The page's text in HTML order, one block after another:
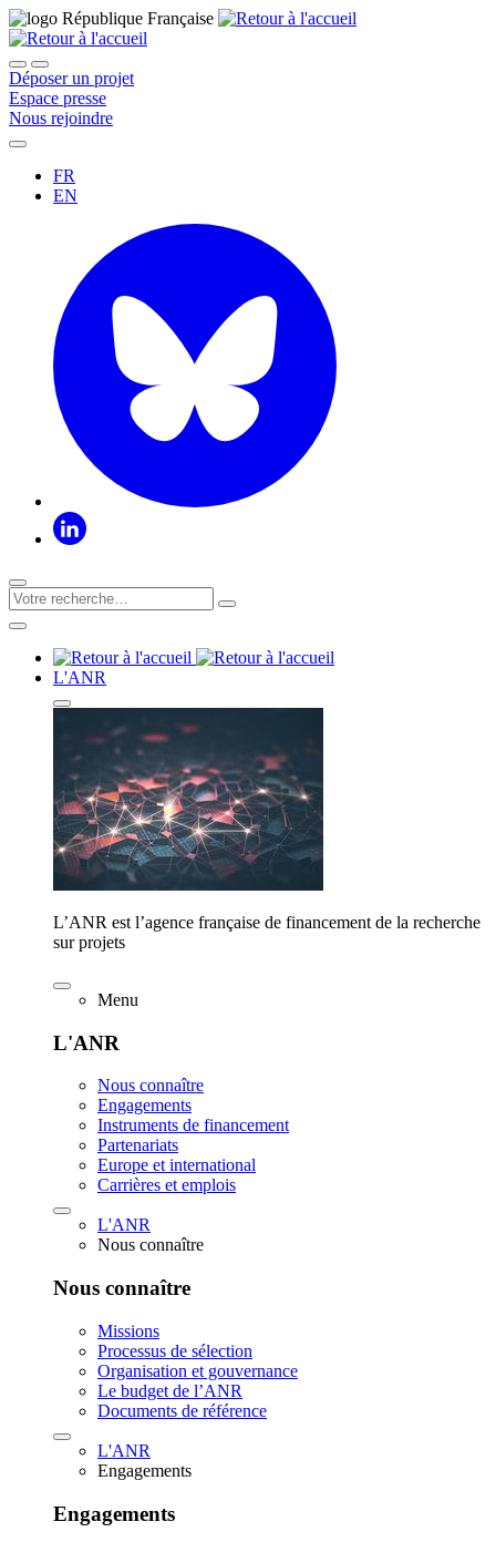
Déposer un projet
Espace presse
Nous rejoindre
FR
EN
L'ANR
L’ANR est l’agence française de financement de la recherche
sur projets
Menu
L'ANR
Nous connaître
Engagements
Instruments de financement
Partenariats
Europe et international
Carrières et emplois
L'ANR
Nous connaître
Nous connaître
Missions
Processus de sélection
Organisation et gouvernance
Le budget de l’ANR
Documents de référence
L'ANR
Engagements
Engagements